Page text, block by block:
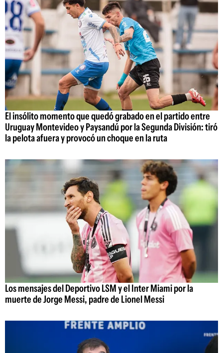
El insólito momento que quedó grabado en el partido entre
Uruguay Montevideo y Paysandú por la Segunda División: tiró
la pelota afuera y provocó un choque en la ruta
Los mensajes del Deportivo LSM y el Inter Miami por la
muerte de Jorge Messi, padre de Lionel Messi